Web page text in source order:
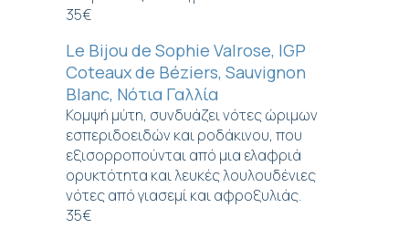
35€
Le Bijou de Sophie Valrose, IGP
Coteaux de Béziers, Sauvignon
Blanc, Νότια Γαλλία
Κομψή μύτη, συνδυάζει νότες ώριμων
εσπεριδοειδών και ροδάκινου, που
εξισορροπούνται από μια ελαφριά
ορυκτότητα και λευκές λουλουδένιες
νότες από γιασεμί και αφροξυλιάς.
35€